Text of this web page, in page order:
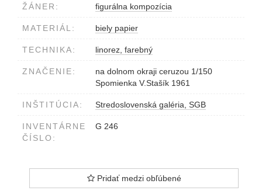
ŽÁNER: figurálna kompozícia
MATERIÁL: biely papier
TECHNIKA: linorez, farebný
ZNAČENIE:
na dolnom okraji ceruzou 1/150
Spomienka V.Stašík 1961
INŠTITÚCIA: Stredoslovenská galéria, SGB
INVENTÁRNE
ČÍSLO:
G 246
Pridať medzi obľúbené